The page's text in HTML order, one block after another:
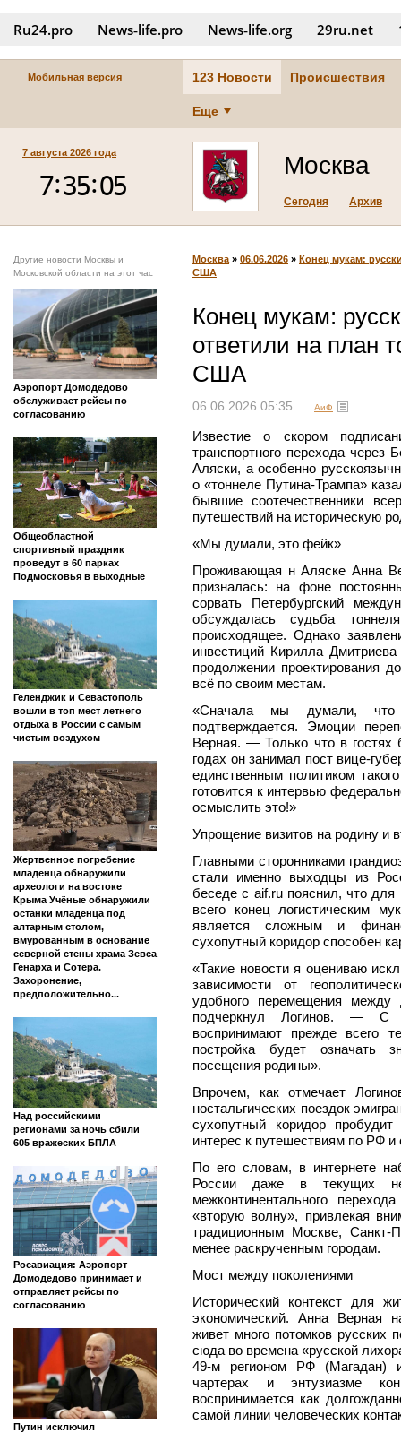
Ru24.pro News‑life.pro News‑life.org 29ru.net
Мобильная версия 123 Новости Происшествия
Еще
7 августа 2026 года Москва
Сегодня Архив
Другие новости Москвы и
Московской области на этот час
Аэропорт Домодедово
обслуживает рейсы по
согласованию
Общеобластной
спортивный праздник
проведут в 60 парках
Подмосковья в выходные
Геленджик и Севастополь
вошли в топ мест летнего
отдыха в России с самым
чистым воздухом
Жертвенное погребение
младенца обнаружили
археологи на востоке
Крыма Учёные обнаружили
останки младенца под
алтарным столом,
вмурованным в основание
северной стены храма Зевса
Генарха и Сотера.
Захоронение,
предположительно...
Над российскими
регионами за ночь сбили
605 вражеских БПЛА
Росавиация: Аэропорт
Домодедово принимает и
отправляет рейсы по
согласованию
Путин исключил
Москва » 06.06.2026 » Конец мукам:
США
Конец мукам:
ответили на план
США
06.06.2026 05:35 АиФ
Известие о скором
транспортного перехода через
Аляски, а особенно
о «тоннеле Путина-Трампа»
бывшие соотечественники
путешествий на историческую
«Мы думали, это фейк»
Проживающая н Аляске Анна
призналась: на фоне
сорвать Петербургский
обсуждалась судьба
происходящее. Однако
инвестиций Кирилла
продолжении проектирования
всё по своим местам.
«Сначала мы думали,
подтверждается. Эмоции
Верная. — Только что в
годах он занимал пост вице-
единственным политиком
готовится к интервью
осмыслить это!»
Упрощение визитов на родину и
Главными сторонниками
стали именно выходцы из
беседе с aif.ru пояснил, что
всего конец логистическим
является сложным и
сухопутный коридор способен
«Такие новости я оцениваю
зависимости от
удобного перемещения
подчеркнул Логинов. — С
воспринимают прежде всего
постройка будет означать
посещения родины».
Впрочем, как отмечает
ностальгических поездок
сухопутный коридор
интерес к путешествиям по РФ
По его словам, в интернете
России даже в текущих
межконтинентального
«вторую волну», привлекая
традиционным Москве, Санкт-
менее раскрученным городам.
Мост между поколениями
Исторический контекст для
экономический. Анна Верная
живет много потомков русских
сюда во времена «русской
49-м регионом РФ
чартерах и энтузиазме
воспринимается как
самой линии человеческих